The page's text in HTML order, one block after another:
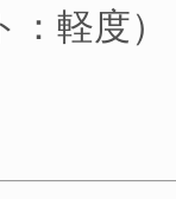
：軽度